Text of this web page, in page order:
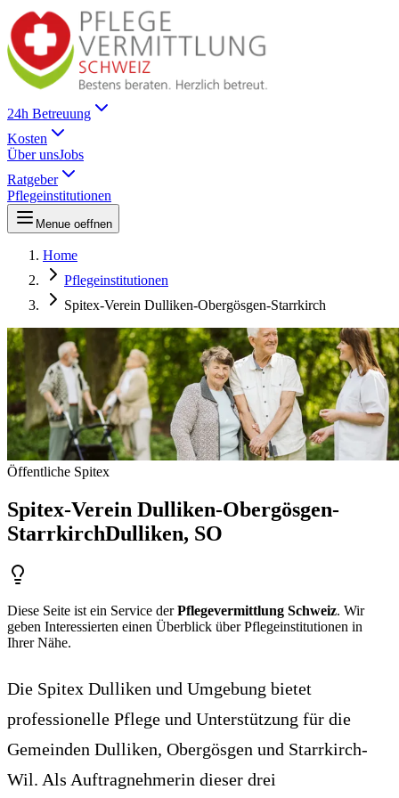
24h Betreuung
Kosten
Über unsJobs
Ratgeber
Pflegeinstitutionen
Menue oeffnen
Home
Pflegeinstitutionen
Spitex-Verein Dulliken-Obergösgen-Starrkirch
Öffentliche Spitex
Spitex-Verein Dulliken-Obergösgen-
StarrkirchDulliken, SO
Diese Seite ist ein Service derPflegevermittlung Schweiz. Wir
geben Interessierten einen Überblick über Pflegeinstitutionen in
Ihrer Nähe.
Die Spitex Dulliken und Umgebung bietet
professionelle Pflege und Unterstützung für die
Gemeinden Dulliken, Obergösgen und Starrkirch-
Wil. Als Auftragnehmerin dieser drei